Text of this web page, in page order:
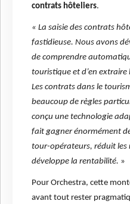
contrats hôteliers.
« La saisie des contrats
fastidieuse. Nous avons
de comprendre
touristique et d’en
Les contrats dans le
beaucoup de règles
conçu une technologie
fait gagner énormément
tour-opérateurs, réduit les
développe la rentabilité. »
Pour Orchestra, cette
avant tout rester